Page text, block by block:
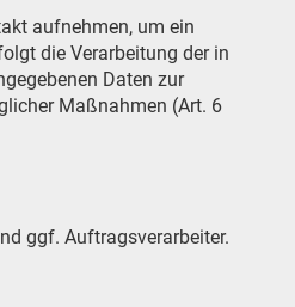
aufnehmen, um ein
die Verarbeitung der in
Daten zur
Maßnahmen (Art. 6
ggf. Auftragsverarbeiter.